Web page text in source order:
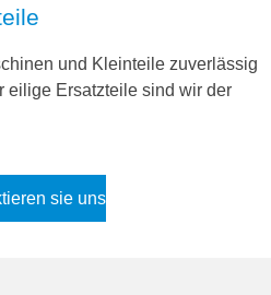
und Kleinteile zuverlässig
eilige Ersatzteile sind wir der
sie uns